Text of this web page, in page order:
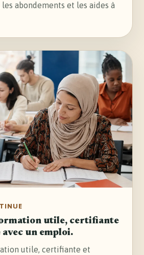
abondements et les aides à
utile, certifiante
un emploi.
utile, certifiante et